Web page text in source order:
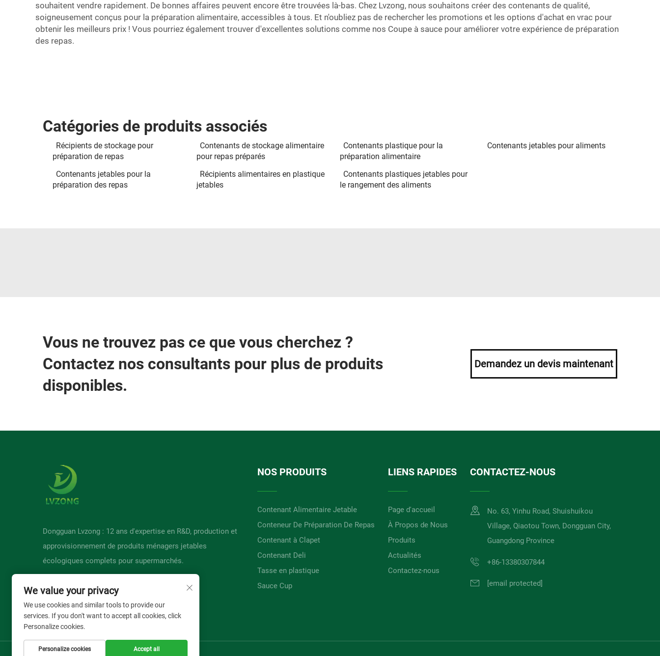
souhaitent vendre rapidement. De bonnes affaires peuvent encore être trouvées là-bas. Chez Lvzong, nous souhaitons créer des contenants de qualité,
soigneusement conçus pour la préparation alimentaire, accessibles à tous. Et n'oubliez pas de rechercher les promotions et les options d'achat en vrac pour
obtenir les meilleurs prix ! Vous pourriez également trouver d'excellentes solutions comme nos Coupe à sauce pour améliorer votre expérience de préparation
des repas.
Catégories de produits associés
Récipients de stockage pour
préparation de repas
Contenants de stockage alimentaire
pour repas préparés
Contenants plastique pour la
préparation alimentaire
Contenants jetables pour aliments
Contenants jetables pour la
préparation des repas
Récipients alimentaires en plastique
jetables
Contenants plastiques jetables pour
le rangement des aliments
Vous ne trouvez pas ce que vous cherchez ?
Contactez nos consultants pour plus de produits
disponibles.
Demandez un devis maintenant
Dongguan Lvzong : 12 ans d'expertise en R&D, production et
approvisionnement de produits ménagers jetables
écologiques complets pour supermarchés.
NOS PRODUITS
Contenant Alimentaire Jetable
Conteneur De Préparation De Repas
Contenant à Clapet
Contenant Deli
Tasse en plastique
Sauce Cup
LIENS RAPIDES
Page d'accueil
À Propos de Nous
Produits
Actualités
Contactez-nous
CONTACTEZ-NOUS
No. 63, Yinhu Road, Shuishuikou
Village, Qiaotou Town, Dongguan City,
Guangdong Province
+86-13380307844
[email protected]
We value your privacy
We use cookies and similar tools to provide our
services. If you don't want to accept all cookies, click
Personalize cookies.
Personalize cookies Accept all